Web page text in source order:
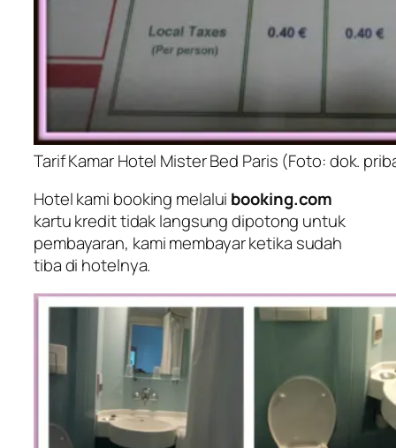
Tarif Kamar Hotel Mister Bed Paris (Foto: dok.
Hotel kami booking melalui booking.com
kartu kredit tidak langsung dipotong untuk
pembayaran, kami membayar ketika sudah
tiba di hotelnya.